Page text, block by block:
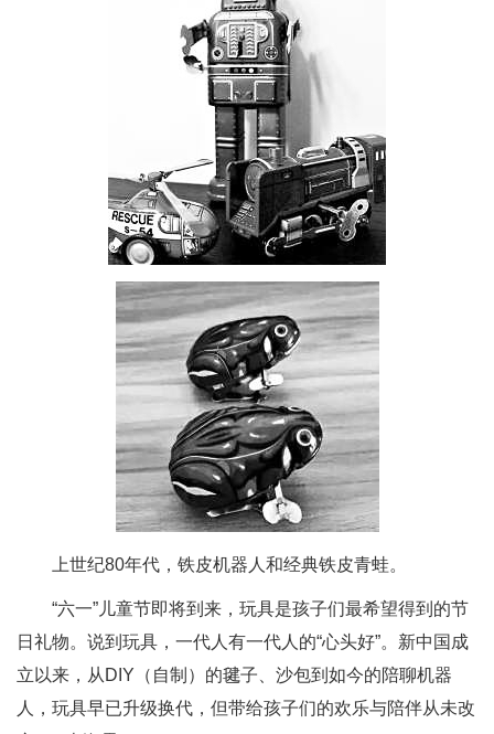
上世纪80年代，铁皮机器人和经典铁皮青蛙。
“六一”儿童节即将到来，玩具是孩子们最希望得到的节
日礼物。说到玩具，一代人有一代人的“心头好”。新中国成
立以来，从DIY（自制）的毽子、沙包到如今的陪聊机器
人，玩具早已升级换代，但带给孩子们的欢乐与陪伴从未改